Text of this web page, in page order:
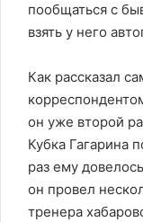
пообщаться с
взять у него
Как рассказал
он уже второй
Кубка Гагарина
раз ему
он провел
тренера